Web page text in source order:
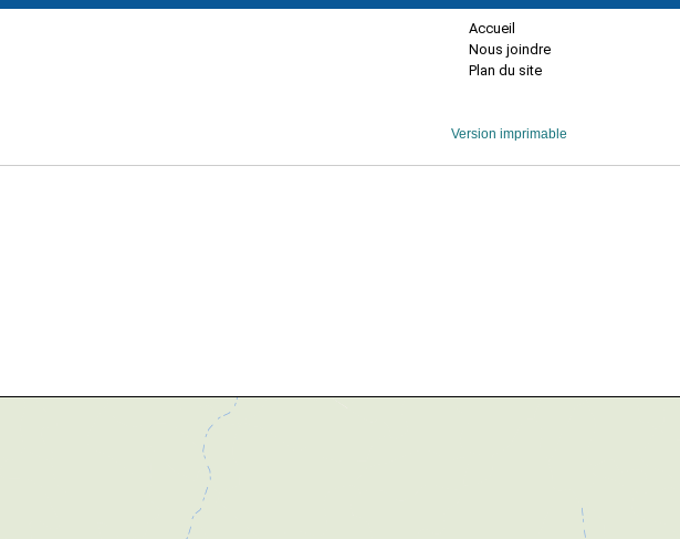
Accueil
Nous joindre
Plan du site
Version imprimable